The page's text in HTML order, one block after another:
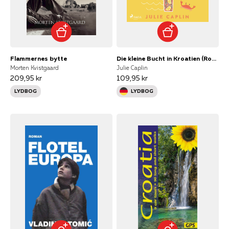
Flammernes bytte
Morten Kvistgaard
209,95 kr
LYDBOG
Die kleine Bucht in Kroatien (Romantic Escapes, Band 8)
Julie Caplin
109,95 kr
LYDBOG